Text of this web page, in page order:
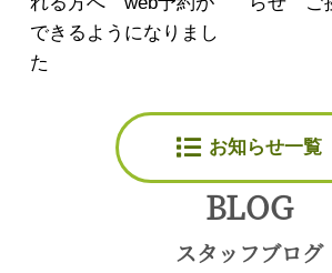
できるようになりまし
た
お知らせ一覧
BLOG
スタッフブログ